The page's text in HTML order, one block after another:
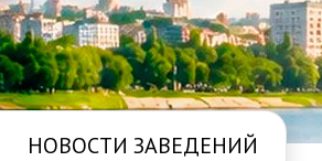
НОВОСТИ ЗАВЕДЕНИЙ